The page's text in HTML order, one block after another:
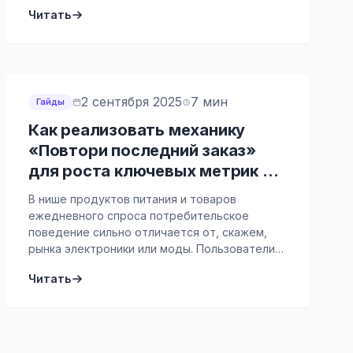
ожидает, что его узнают, помнят его
предложения и, что критично, напрямую бьет
Читать
Гайды 2 сентября 2025 7 мин
Как реализовать механику
«Повтори последний заказ»
для роста ключевых метрик в
e-grocery, FoodTech, FMCG,
аптечном приложении?
В нише продуктов питания и товаров
ежедневного спроса потребительское
поведение сильно отличается от, скажем,
рынка электроники или моды. Пользователи
товаров: молоко, хлеб, яйца, вода, любимые
Читать